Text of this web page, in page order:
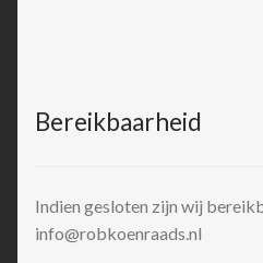
Bereikbaarheid
Indien gesloten zijn wij
info@robkoenraads.nl